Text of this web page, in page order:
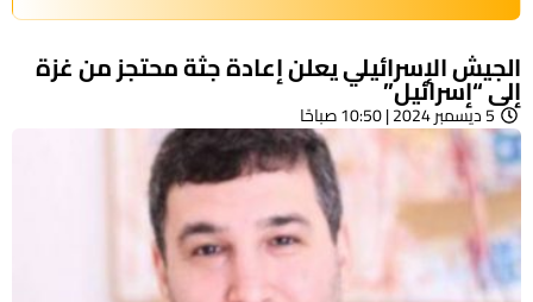
الجيش الإسرائيلي يعلن إعادة جثة محتجز من غزة
إلى “إسرائيل”
5 ديسمبر 2024 | 10:50 صباحًا